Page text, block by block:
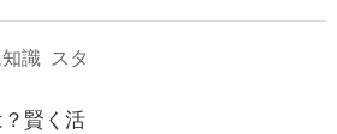
識 スタ
賢く活